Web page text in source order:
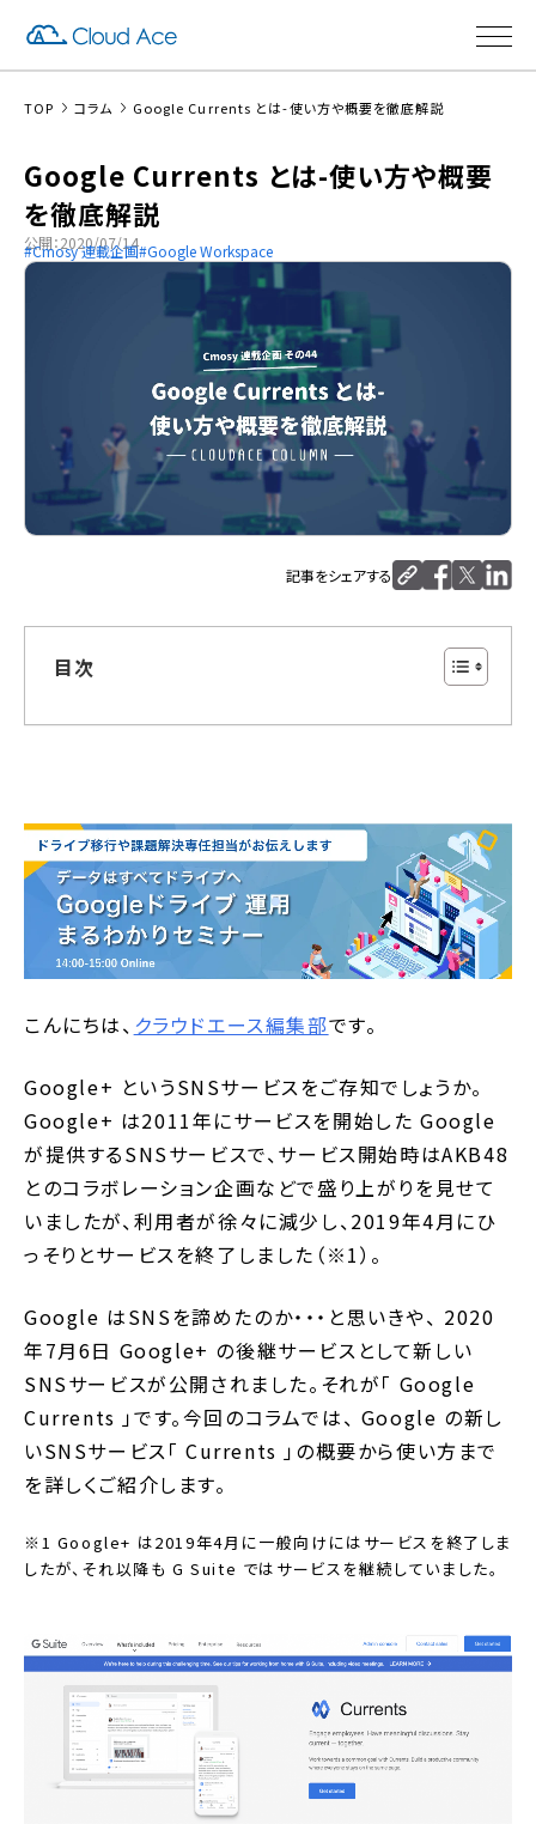
TOP コラム Google Currents とは-使い方や概要を徹底解説
Google Currents とは-使い方や概要
を徹底解説
公開：2020/07/14
Cmosy 連載企画 Google Workspace
記事をシェアする
目次
こんにちは、 クラウドエース編集部です。
Google+ というSNSサービスをご存知でしょうか。
Google+ は2011年にサービスを開始した Google
が提供するSNSサービスで、サービス開始時はAKB48
とのコラボレーション企画などで盛り上がりを見せて
いましたが、利用者が徐々に減少し、2019年4月にひ
っそりとサービスを終了しました（※1）。
Google はSNSを諦めたのか・・・と思いきや、 2020
年7月6日 Google+ の後継サービスとして新しい
SNSサービスが公開されました。それが「 Google
Currents 」です。今回のコラムでは、 Google の新し
いSNSサービス「 Currents 」の概要から使い方まで
を詳しくご紹介します。
※1 Google+ は2019年4月に一般向けにはサービスを終了しま
したが、それ以降も G Suite ではサービスを継続していました。